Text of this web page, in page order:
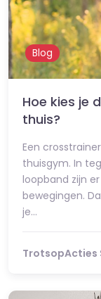
Blog
Hoe kies je
thuis?
Een
thuisgym. In
loopband zijn
bewegingen.
je…
TrotsopActies